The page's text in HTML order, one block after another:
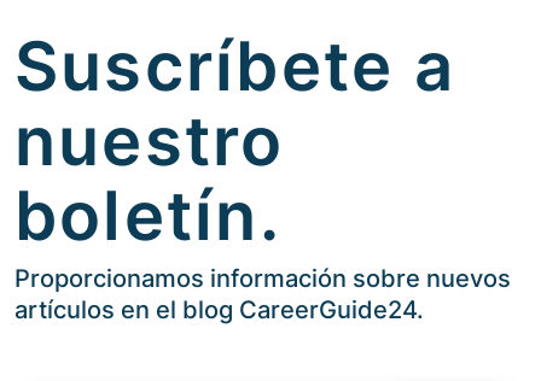
Suscríbete a
nuestro
boletín.
Proporcionamos información sobre nuevos
artículos en el blog CareerGuide24.